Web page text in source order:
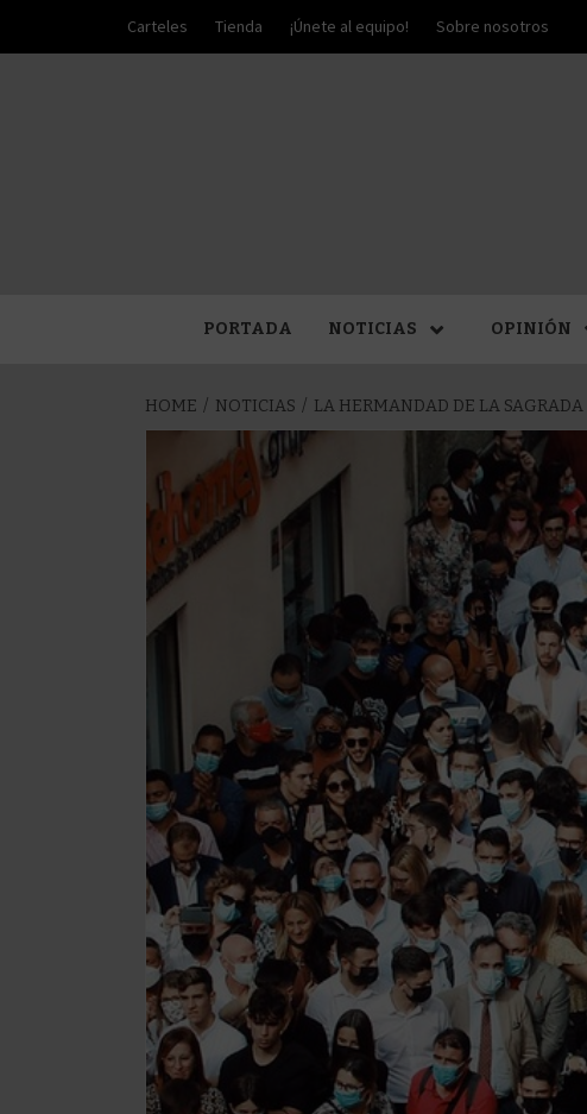
content
Carteles Tienda ¡Únete al equipo! Sobre nosotros
PORTADA NOTICIAS OPINIÓN
HOME NOTICIAS LA HERMANDAD DE LA